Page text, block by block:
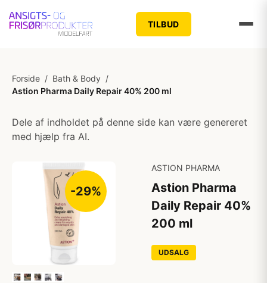
TILBUD
Forside / Bath & Body /
Astion Pharma Daily Repair 40% 200 ml
Dele af indholdet på denne side kan være genereret
med hjælp fra AI.
-29%
ASTION PHARMA
Astion Pharma
Daily Repair 40%
200 ml
UDSALG